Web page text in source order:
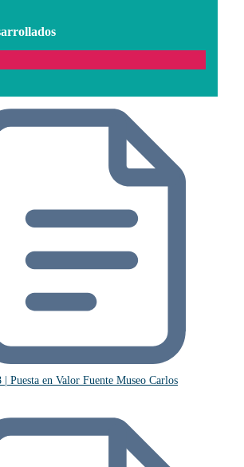
| Puesta en Valor Fuente Museo Carlos